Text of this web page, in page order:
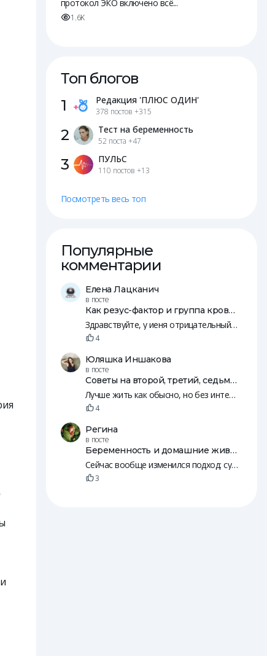
протокол ЭКО включено всё...
1.6K
Топ блогов
1
Редакция 'ПЛЮС ОДИН'
378 постов+315
2 Тест на беременность
52 поста+47
3 ПУЛЬС
110 постов+13
Посмотреть весь топ
Популярные
комментарии
Елена Лацканич
в посте
Как резус-фактор и группа крови влияют на зачатие и беременность
Здравствуйте, у иеня отрицательный резус, у мужа положительны. Пятеро общих детей, младшей уде 14 лет.
4
Юляшка Иншакова
в посте
Советы на второй, третий, седьмой, 10, 12 и 18 день после переноса эмбрионов
Лучше жить как обысно, но без интенсивных занятий, резких движений и т. п. Нужно, чтобы был кровоток. Просто будьте к себе внимательнее, а так живите жизнь 😄
4
Регина
в посте
Беременность и домашние животные
Сейчас вообще изменился подход: судя по рилсам, с собаками начинают знакомить детей еще в животе. А потом и младенцы вместе с животными спят
3